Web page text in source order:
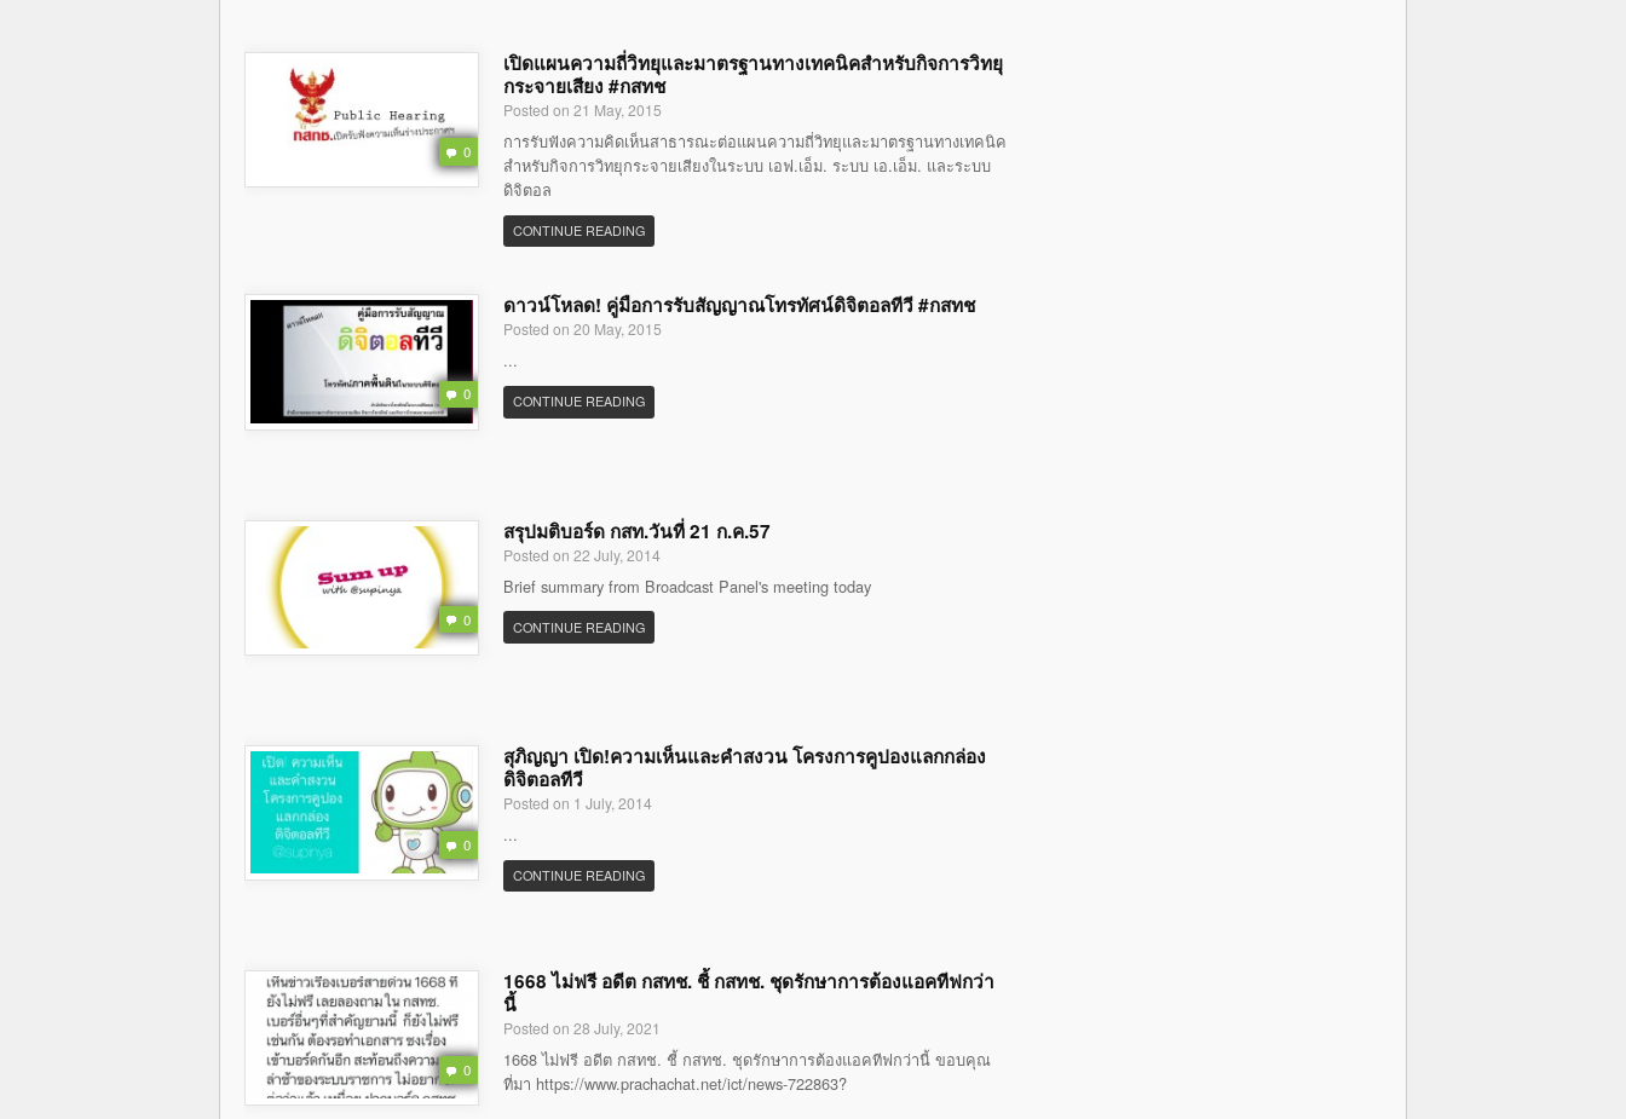
0
เปิดแผนความถี่วิทยุและมาตรฐานทางเทคนิคสำหรับกิจการวิทยุ
กระจายเสียง #กสทช
Posted on 21 May, 2015
การรับฟังความคิดเห็นสาธารณะต่อแผนความถี่วิทยุและมาตรฐานทางเทคนิค
สำหรับกิจการวิทยุกระจายเสียงในระบบ เอฟ.เอ็ม. ระบบ เอ.เอ็ม. และระบบ
ดิจิตอล
CONTINUE READING
0
ดาวน์โหลด! คู่มือการรับสัญญาณโทรทัศน์ดิจิตอลทีวี #กสทช
Posted on 20 May, 2015
...
CONTINUE READING
0
สรุปมติบอร์ด กสท.วันที่ 21 ก.ค.57
Posted on 22 July, 2014
Brief summary from Broadcast Panel's meeting today
CONTINUE READING
0
สุภิญญา เปิด!ความเห็นและคำสงวน โครงการคูปองแลกกล่อง
ดิจิตอลทีวี
Posted on 1 July, 2014
...
CONTINUE READING
0
1668 ไม่ฟรี อดีต กสทช. ชี้ กสทช. ชุดรักษาการต้องแอคทีฟกว่า
นี้
Posted on 28 July, 2021
1668 ไม่ฟรี อดีต กสทช. ชี้ กสทช. ชุดรักษาการต้องแอคทีฟกว่านี้ ขอบคุณ
ที่มา https://www.prachachat.net/ict/news-722863?